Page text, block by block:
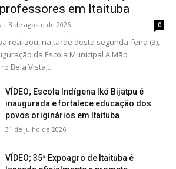
em Itaituba
- 3 de agosto de 2026 0
realizou, na tarde desta segunda-feira (3),
da Escola Municipal A Mão
Bela Vista,...
VÍDEO; Escola Indígena Ikó Bijatpu é
inaugurada e fortalece educação dos
povos originários em Itaituba
31 de julho de 2026
VÍDEO; 35ª Expoagro de Itaituba é